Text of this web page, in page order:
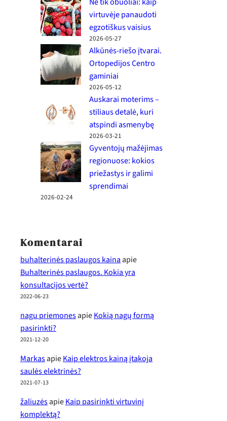
virtuvėje panaudoti
egzotiškus vaisius
2026-05-27
Alkūnės-riešo įtvarai.
Ortopedijos Centro
gaminiai
2026-05-12
Auskarai moterims –
stiliaus detalė, kuri
atspindi asmenybę
2026-03-21
Gyventojų mažėjimas
regionuose: kokios
priežastys ir galimi
sprendimai
2026-02-24
Komentarai
buhalterinės paslaugos kainaapie
Buhalterinės paslaugos. Kokia yra
konsultacijos vertė?
2022-06-23
nagu priemonesapieKokią nagų formą
pasirinkti?
2021-12-20
MarkasapieKaip elektros kainą įtakoja
saulės elektrinės?
2021-07-13
žaliuzėsapieKaip pasirinkti virtuvinį
komplektą?